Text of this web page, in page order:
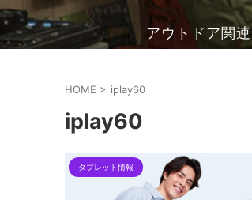
アウトドア関連
HOME > iplay60
iplay60
タブレット情報